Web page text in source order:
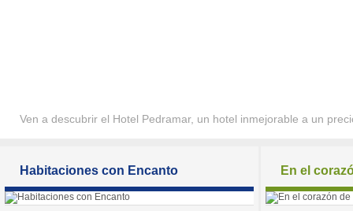
Ven a descubrir el Hotel Pedramar, un hotel inmejorable a un
Habitaciones con Encanto En el